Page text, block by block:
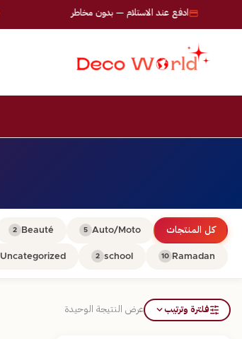
ادفع عند الاستلام — بدون مخاطر
كل المنتجات Auto/Moto
5
Beauté
2
Ramadan
10
school
2
Uncategorized
فلترة وترتيب عرض النتيجة الوحيدة